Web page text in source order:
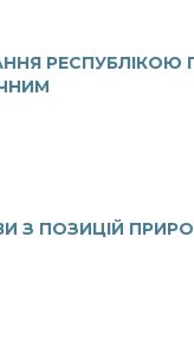
З ПОЗИЦІЙ